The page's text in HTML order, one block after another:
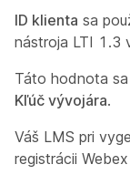
ID klienta sa
nástroja LTI 1.3
Táto hodnota
Kľúč vývojára.
Váš LMS pri
registrácii